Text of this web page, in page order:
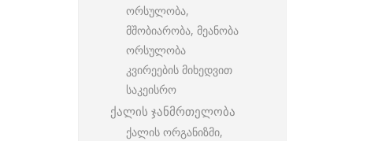
ორსულობა,
მშობიარობა, მეანობა
ორსულობა
კვირეების მიხედვით
საკეისრო
ქალის ჯანმრთელობა
ქალის ორგანიზმი,